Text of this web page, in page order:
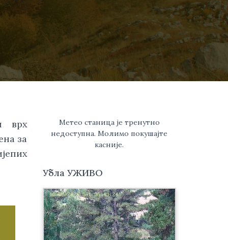
врх
за
Метео станица је тренутно
недоступна. Молимо покушајте
касније.
Убла УЖИВО